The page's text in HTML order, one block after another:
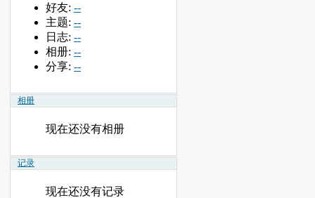
好友: --
主题: --
日志: --
相册: --
分享: --
相册
现在还没有相册
记录
现在还没有记录